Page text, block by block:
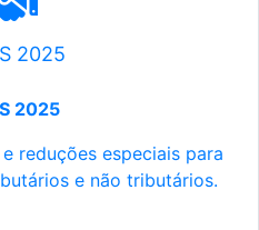
2025
2025
reduções especiais para
e não tributários.